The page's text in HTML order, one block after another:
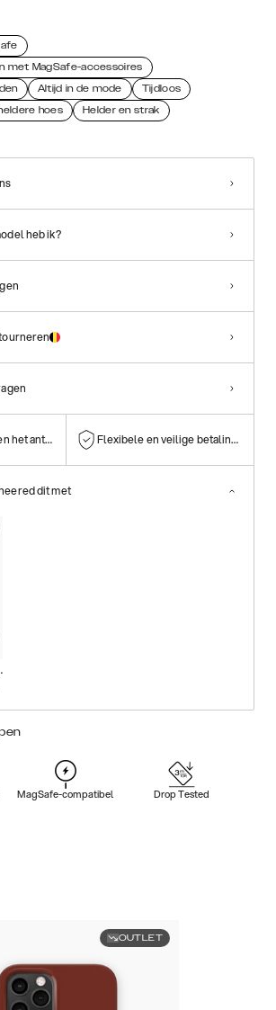
met MagSafe-accessoires
Altijd in de mode
Tijdloos
hoes
Helder en strak
heb ik?
het antwoord! Flexibele en veilige betalingen
dit met
Case
MagSafe-compatibel Drop Tested
OUTLET